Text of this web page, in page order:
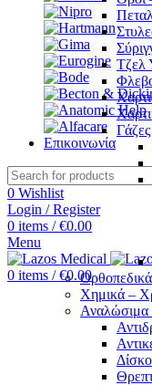
Επικοινωνία
0 Wishlist
Login / Register
0 items / €0.00
Menu
0 items / €0.00
Τζελ
Χημικά –
Αναλώσιμα